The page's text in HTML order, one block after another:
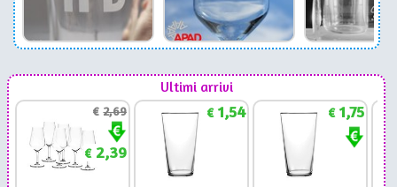
Ultimi arrivi
€2,69
€2,39
€1,54 €1,75